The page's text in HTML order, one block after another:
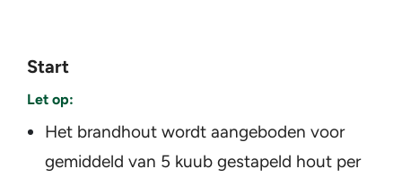
Start
Let op:
Het brandhout wordt aangeboden voor
gemiddeld van 5 kuub gestapeld hout per